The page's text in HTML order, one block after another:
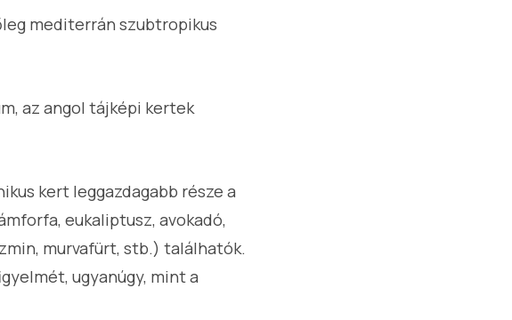
mediterrán szubtropikus
az angol tájképi kertek
kert leggazdagabb része a
eukaliptusz, avokadó,
murvafürt, stb.) találhatók.
ugyanúgy, mint a